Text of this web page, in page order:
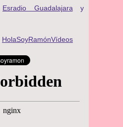
Esradio Guadalajara y
HolaSoyRamónVídeos